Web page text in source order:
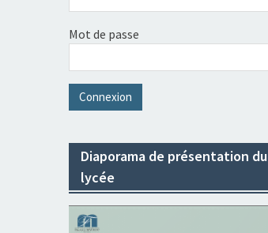
Mot de passe
Diaporama de présentation du
lycée